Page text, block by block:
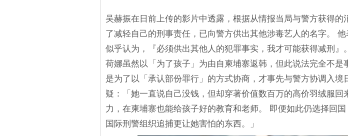
吴赫振在日前上传的影片中透露，根据从情报当局与警方获得的
了减轻自己的刑事责任，已向警方供出其他涉毒艺人的名字。
似乎认为，『必须供出其他人的犯罪事实，我才可能获得减刑』
荷娜虽然以「为了孩子」为由自柬埔寨返韩，但此说法完全不是
是为了以「承认部份罪行」的方式协商，才事先与警方协调入境
疑：「她一直说自己没钱，但却穿著价值数百万的高价羽绒服回
力，在柬埔寨也能给孩子好的教育和老师。 即便如此仍选择回
国际刑警组织追捕更让她害怕的东西。」